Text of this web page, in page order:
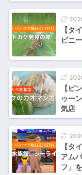
【タ
ピニ
【ピ
ゥー
気店
【タ
アム
フ」